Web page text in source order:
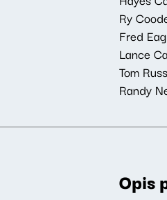
Ry
Fred
Lance
Tom
Randy
Opis